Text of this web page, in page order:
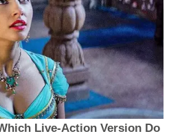
Live-Action Version Do